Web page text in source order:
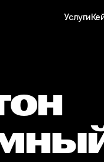
Услуги